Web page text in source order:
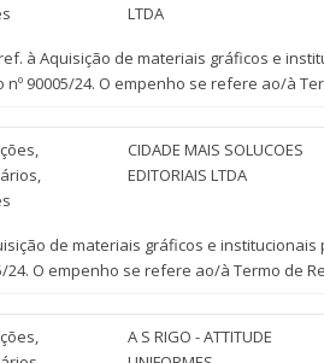
LTDA
à Aquisição de materiais gráficos e
90005/24. O empenho se refere ao/à
CIDADE MAIS SOLUCOES
EDITORIAIS LTDA
de materiais gráficos e institucionais
O empenho se refere ao/à Termo de
A S RIGO - ATTITUDE